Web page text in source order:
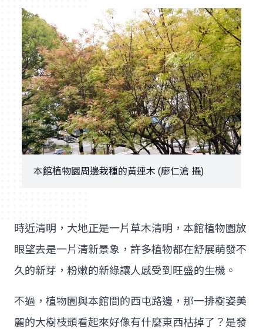
本館植物園周邊栽種的黃連木 (廖仁滄 攝)
時近清明，大地正是一片草木清明，本館植物園放
眼望去是一片清新景象，許多植物都在舒展萌發不
久的新芽，粉嫩的新綠讓人感受到旺盛的生機。
不過，植物園與本館間的西屯路邊，那一排樹姿美
麗的大樹枝頭看起來好像有什麼東西枯掉了？是發